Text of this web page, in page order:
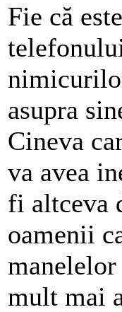
Fie că
asupra
Cineva
va avea
fi altceva
oamenii
mult mai